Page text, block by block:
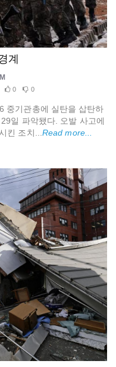
계
0 0
중기관총에 실탄을 삽탄하
일 파악됐다. 오발 사고에
킨 조치... Read more...